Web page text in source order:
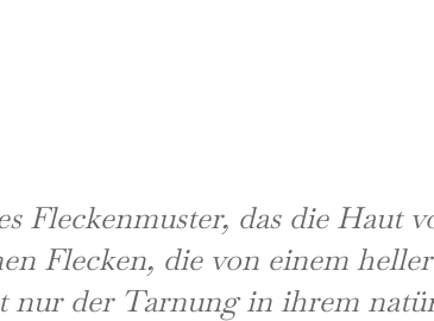
Fleckenmuster, das die Haut
Flecken, die von einem
nur der Tarnung in ihrem